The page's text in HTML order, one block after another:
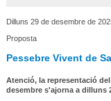
Dilluns 29 de desembre de
Proposta
Pessebre Vivent de
Atenció, la representació
desembre s'ajorna a dilluns